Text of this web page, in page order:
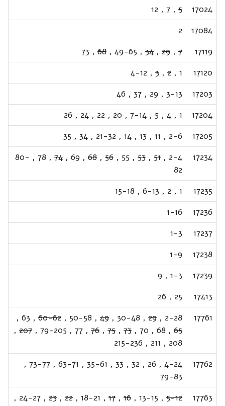
17024
5
,
7
,
12
17084
2
17119
7
,
29
,
34
,
49-65
,
68
,
73
17120
1
,
2
,
3
,
4-12
17203
3-13
,
29
,
37
,
46
17204
1
,
4
,
5
,
7-14
,
20
,
22
,
24
,
26
17205
2-6
,
11
,
13
,
14
,
21-32
,
34
,
35
17234
2-4
,
51
,
53
,
55
,
56
,
68
,
69
,
74
,
78
,
80-
82
17235
1
,
2
,
6-13
,
15-18
17236
1-16
17237
1-3
17238
1-9
17239
1-3
,
9
17413
25
,
26
17761
2-28
,
29
,
30-48
,
49
,
50-58
,
60-62
,
63
,
65
,
68
,
70
,
73
,
75
,
76
,
77
,
79-205
,
207
,
208
,
211
,
215-236
17762
4-24
,
26
,
32
,
33
,
35-61
,
63-71
,
73-77
,
79-83
17763
5-12
,
13-15
,
16
,
17
,
18-21
,
22
,
23
,
24-27
,